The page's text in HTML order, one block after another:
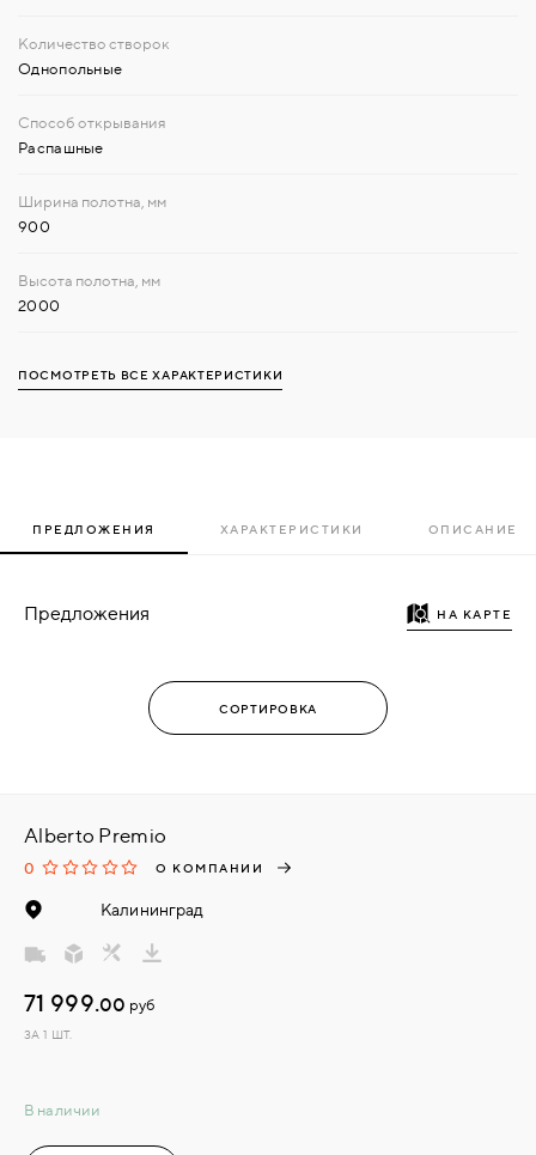
Однопольные
Распашные
900
2000
ПОСМОТРЕТЬ ВСЕ ХАРАКТЕРИСТИКИ
ПРЕДЛОЖЕНИЯ ХАРАКТЕРИСТИКИ ОПИСАНИЕ
Предложения НА КАРТЕ
Alberto Premio
0 О КОМПАНИИ
Калининград
В наличии
71 999.00 руб
ЗА 1 ШТ.